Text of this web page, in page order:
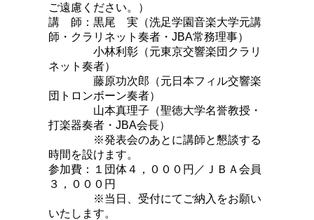
ご遠慮ください。）
講 師：黒尾 実（洗足学園音楽大学元講
師・クラリネット奏者・JBA常務理事）
小林利彰（元東京交響楽団クラリ
ネット奏者）
藤原功次郎（元日本フィル交響楽
団トロンボーン奏者）
山本真理子（聖徳大学名誉教授・
打楽器奏者・JBA会長）
※発表会のあとに講師と懇談する
時間を設けます。
参加費：１団体４，０００円／ＪＢＡ会員
３，０００円
※当日、受付にてご納入をお願い
いたします。